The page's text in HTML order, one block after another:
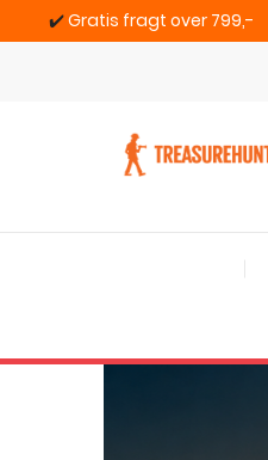
✔️Gratis fragt over 799,-